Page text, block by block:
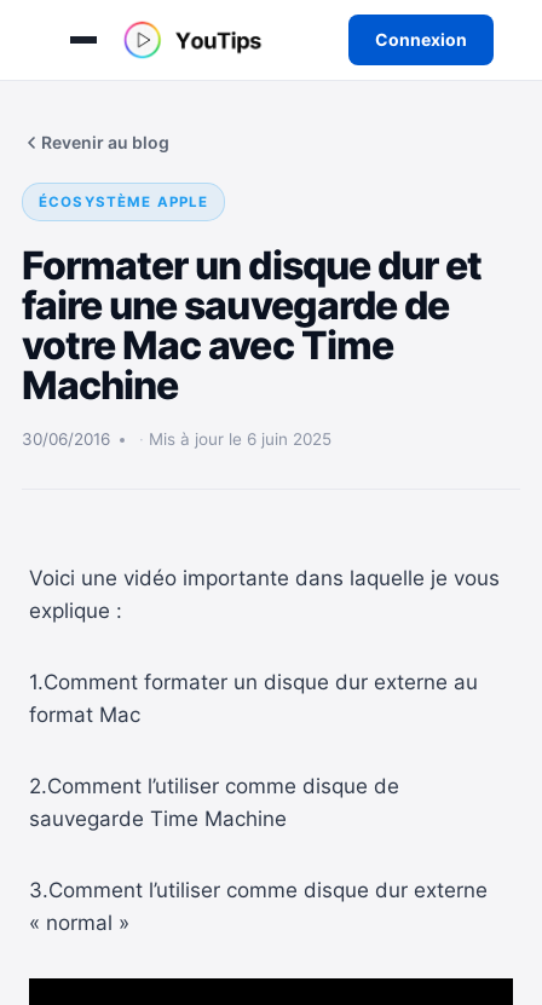
Connexion
Revenir au blog
ÉCOSYSTÈME APPLE
Formater un disque dur et
faire une sauvegarde de
votre Mac avec Time
Machine
30/06/2016 Mis à jour le 6 juin 2025
Voici une vidéo importante dans laquelle je vous
explique :
1.Comment formater un disque dur externe au
format Mac
2.Comment l’utiliser comme disque de
sauvegarde Time Machine
3.Comment l’utiliser comme disque dur externe
« normal »